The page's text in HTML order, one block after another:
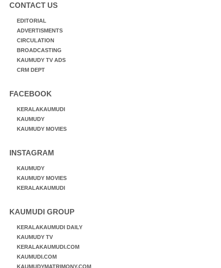
CONTACT US
EDITORIAL
ADVERTISMENTS
CIRCULATION
BROADCASTING
KAUMUDY TV ADS
CRM DEPT
FACEBOOK
KERALAKAUMUDI
KAUMUDY
KAUMUDY MOVIES
INSTAGRAM
KAUMUDY
KAUMUDY MOVIES
KERALAKAUMUDI
KAUMUDI GROUP
KERALAKAUMUDI DAILY
KAUMUDY TV
KERALAKAUMUDI.COM
KAUMUDI.COM
KAUMUDYMATRIMONY.COM